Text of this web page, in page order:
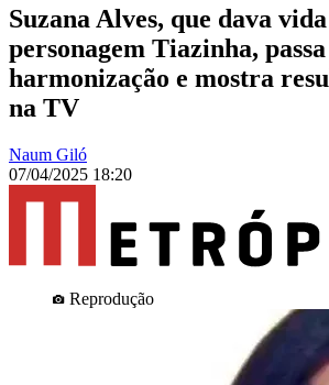
Suzana Alves, que dava
personagem Tiazinha,
harmonização e mostra
na TV
Naum Giló
07/04/2025 18:20
Reprodução